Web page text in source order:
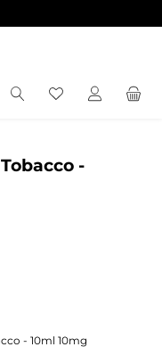
Du hast 0
-